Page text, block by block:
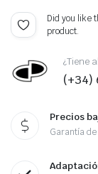
Did you like
product.
¿Tiene
(+34)
Precios
Garantía